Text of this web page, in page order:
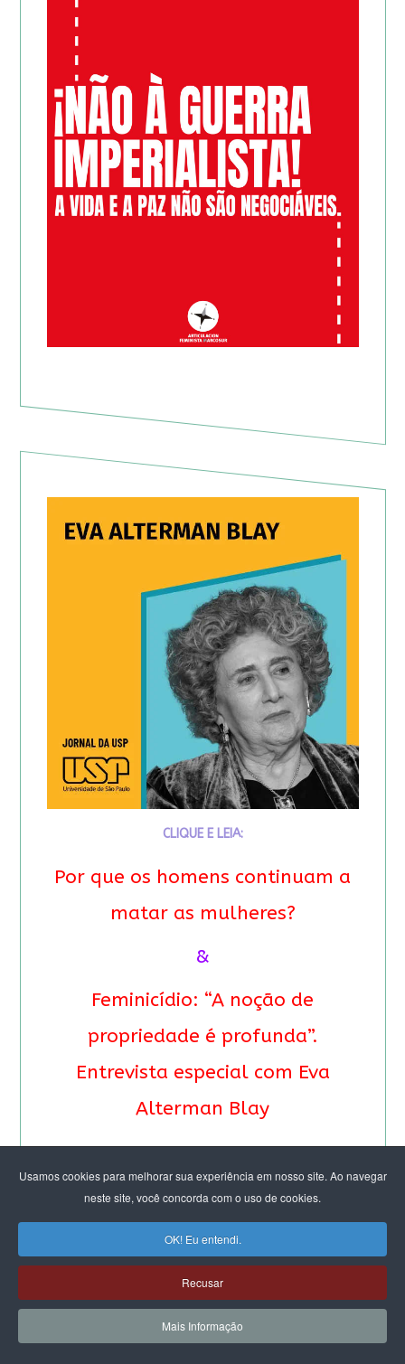
Usamos cookies para melhorar sua experiência em nosso site. Ao navegar
neste site, você concorda com o uso de cookies.
OK! Eu entendi.
Recusar
Mais Informação
CLIQUE E LEIA:
Por que os homens continuam a
matar as mulheres?
&
Feminicídio: “A noção de
propriedade é profunda”.
Entrevista especial com Eva
Alterman Blay